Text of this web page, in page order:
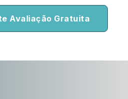
Avaliação Gratuita